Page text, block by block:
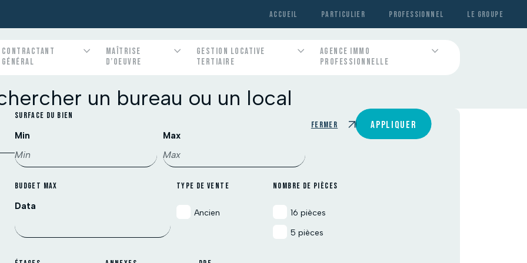
ACCUEIL PARTICULIER PROFESSIONNEL LE GROUPE
Immobilier Pro Contactez-nous
CONTRACTANT
GÉNÉRAL
Immobilier collectif
MAÎTRISE
D’OEUVRE
Suivi de travaux
GESTION LOCATIVE
TERTIAIRE
Notre métier Contactez-nous
AGENCE IMMO
PROFESSIONNELLE
bien immobiliers Nous louons vos bien immobiliers
un bureau ou un local
SURFACE DU BIEN
Min Max
BUDGET MAX
Data
TYPE DE VENTE
Ancien
NOMBRE DE PIÈCES
16 pièces
5 pièces
Fermer APPLIQUER